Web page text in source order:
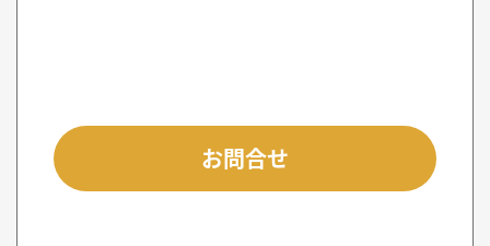
お問合せ